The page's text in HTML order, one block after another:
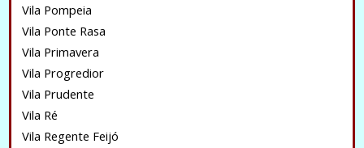
Vila Pompeia
Vila Ponte Rasa
Vila Primavera
Vila Progredior
Vila Prudente
Vila Ré
Vila Regente Feijó